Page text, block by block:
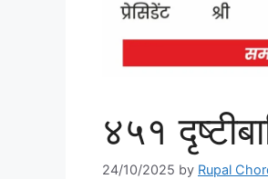
४५१
24/10/2025 by Rupal